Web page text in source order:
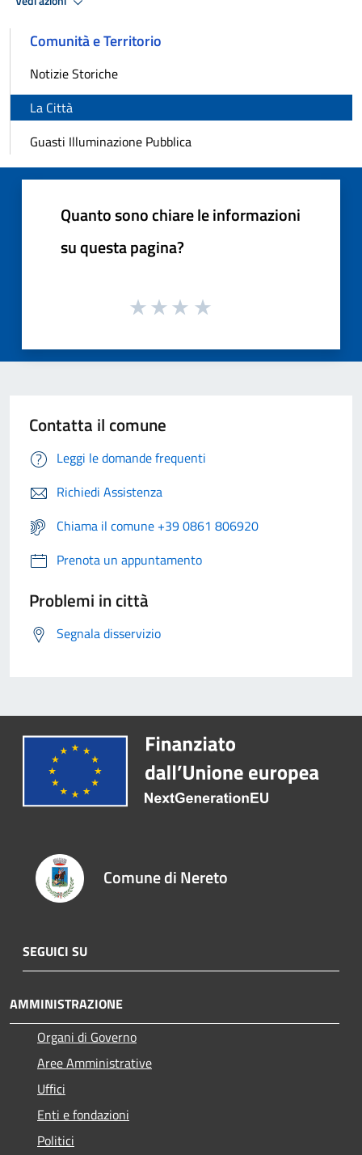
Comunità e Territorio
Notizie Storiche
La Città
Guasti Illuminazione Pubblica
Quanto sono chiare le informazioni
su questa pagina?
Contatta il comune
Leggi le domande frequenti
Richiedi Assistenza
Chiama il comune +39 0861 806920
Prenota un appuntamento
Problemi in città
Segnala disservizio
Comune di Nereto
SEGUICI SU
AMMINISTRAZIONE
Organi di Governo
Aree Amministrative
Uffici
Enti e fondazioni
Politici